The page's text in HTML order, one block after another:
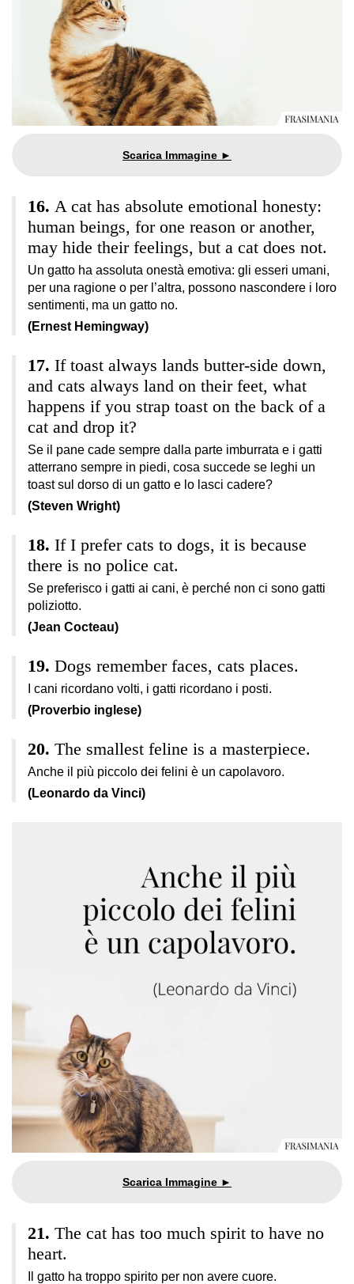
A cat has absolute emotional honesty:
human beings, for one reason or another,
may hide their feelings, but a cat does not.
Un gatto ha assoluta onestà emotiva: gli esseri umani,
per una ragione o per l’altra, possono nascondere i loro
sentimenti, ma un gatto no.
(Ernest Hemingway)
If toast always lands butter-side down,
and cats always land on their feet, what
happens if you strap toast on the back of a
cat and drop it?
Se il pane cade sempre dalla parte imburrata e i gatti
atterrano sempre in piedi, cosa succede se leghi un
toast sul dorso di un gatto e lo lasci cadere?
(Steven Wright)
If I prefer cats to dogs, it is because
there is no police cat.
Se preferisco i gatti ai cani, è perché non ci sono gatti
poliziotto.
(Jean Cocteau)
Dogs remember faces, cats places.
I cani ricordano volti, i gatti ricordano i posti.
(Proverbio inglese)
The smallest feline is a masterpiece.
Anche il più piccolo dei felini è un capolavoro.
(Leonardo da Vinci)
The cat has too much spirit to have no
heart.
Il gatto ha troppo spirito per non avere cuore.